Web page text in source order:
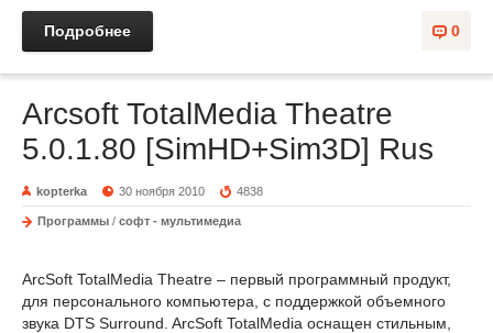
0
Подробнее
Arcsoft TotalMedia Theatre
5.0.1.80 [SimHD+Sim3D] Rus
kopterka 30 ноября 2010 4838
Программы / софт - мультимедиа
ArcSoft TotalMedia Theatre – первый программный продукт,
для персонального компьютера, с поддержкой объемного
звука DTS Surround. ArcSoft TotalMedia оснащен стильным,